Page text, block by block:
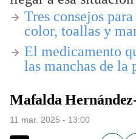
​Tres consejos
color, toallas y
​El medicamento
las manchas de la
Mafalda
11 mar. 2025 - 13:00